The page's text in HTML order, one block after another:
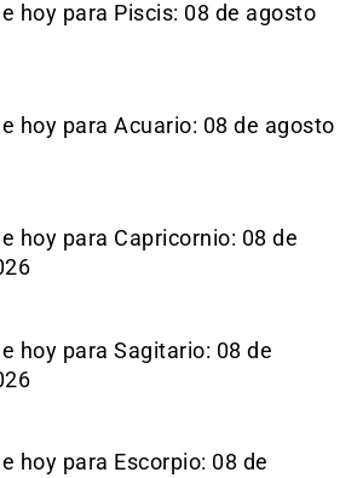
hoy para Piscis: 08 de agosto
hoy para Acuario: 08 de agosto
hoy para Capricornio: 08 de
hoy para Sagitario: 08 de
hoy para Escorpio: 08 de